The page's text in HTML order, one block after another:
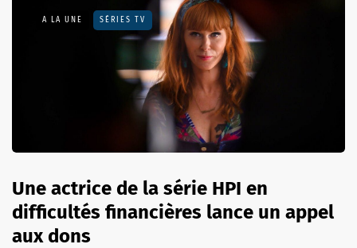
A LA UNE SÉRIES TV
Une actrice de la série HPI en
difficultés financières lance un appel
aux dons